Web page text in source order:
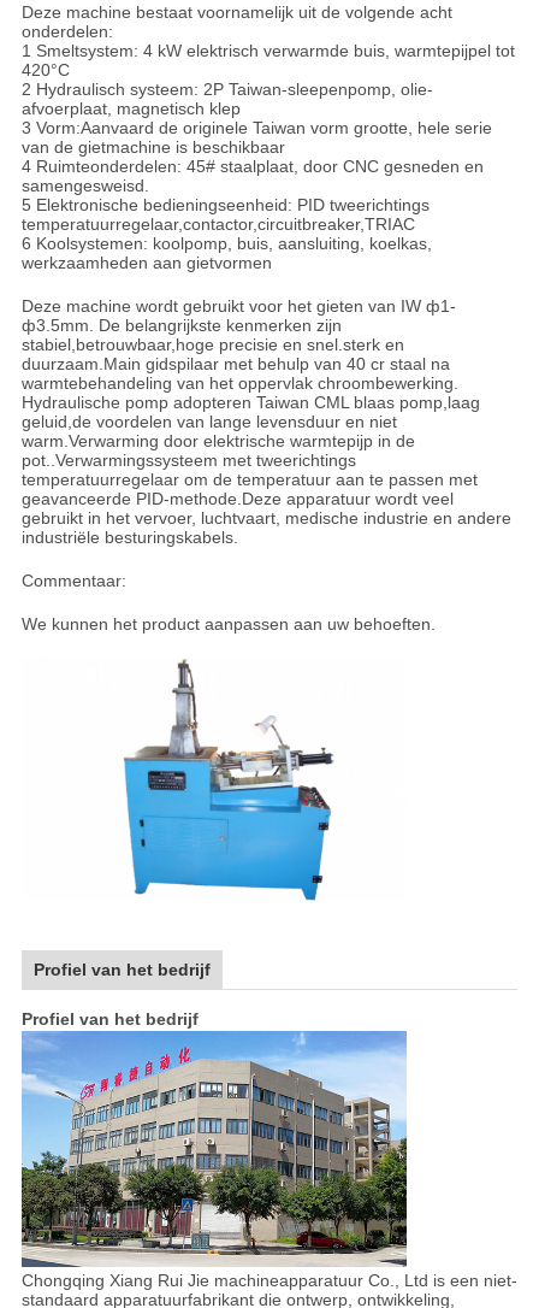
Deze machine bestaat voornamelijk uit de volgende acht
onderdelen:
1 Smeltsystem: 4 kW elektrisch verwarmde buis, warmtepijpel tot
420°C
2 Hydraulisch systeem: 2P Taiwan-sleepenpomp, olie-
afvoerplaat, magnetisch klep
3 Vorm:Aanvaard de originele Taiwan vorm grootte, hele serie
van de gietmachine is beschikbaar
4 Ruimteonderdelen: 45# staalplaat, door CNC gesneden en
samengesweisd.
5 Elektronische bedieningseenheid: PID tweerichtings
temperatuurregelaar,contactor,circuitbreaker,TRIAC
6 Koolsystemen: koolpomp, buis, aansluiting, koelkas,
werkzaamheden aan gietvormen
Deze machine wordt gebruikt voor het gieten van IW ф1-
ф3.5mm. De belangrijkste kenmerken zijn
stabiel,betrouwbaar,hoge precisie en snel.sterk en
duurzaam.Main gidspilaar met behulp van 40 cr staal na
warmtebehandeling van het oppervlak chroombewerking.
Hydraulische pomp adopteren Taiwan CML blaas pomp,laag
geluid,de voordelen van lange levensduur en niet
warm.Verwarming door elektrische warmtepijp in de
pot..Verwarmingssysteem met tweerichtings
temperatuurregelaar om de temperatuur aan te passen met
geavanceerde PID-methode.Deze apparatuur wordt veel
gebruikt in het vervoer, luchtvaart, medische industrie en andere
industriële besturingskabels.
Commentaar:
We kunnen het product aanpassen aan uw behoeften.
Profiel van het bedrijf
Profiel van het bedrijf
Chongqing Xiang Rui Jie machineapparatuur Co., Ltd is een niet-
standaard apparatuurfabrikant die ontwerp, ontwikkeling,